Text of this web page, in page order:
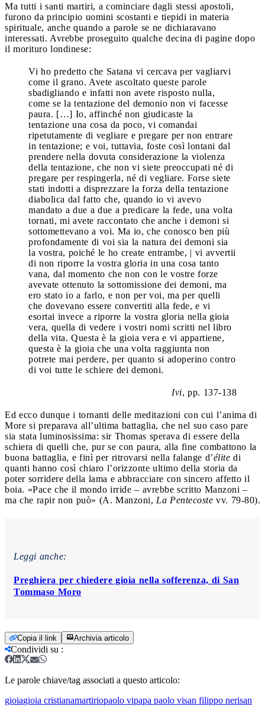
Ma tutti i santi martiri, a cominciare dagli stessi apostoli,
furono da principio uomini scostanti e tiepidi in materia
spirituale, anche quando a parole se ne dichiaravano
interessati. Avrebbe proseguito qualche decina di pagine dopo
il morituro londinese:
Vi ho predetto che Satana vi cercava per vagliarvi
come il grano. Avete ascoltato queste parole
sbadigliando e infatti non avete risposto nulla,
come se la tentazione del demonio non vi facesse
paura. […] Io, affinché non giudicaste la
tentazione una cosa da poco, vi comandai
ripetutamente di vegliare e pregare per non entrare
in tentazione; e voi, tuttavia, foste così lontani dal
prendere nella dovuta considerazione la violenza
della tentazione, che non vi siete preoccupati né di
pregare per respingerla, né di vegliare. Forse siete
stati indotti a disprezzare la forza della tentazione
diabolica dal fatto che, quando io vi avevo
mandato a due a due a predicare la fede, una volta
tornati, mi avete raccontato che anche i demoni si
sottomettevano a voi. Ma io, che conosco ben più
profondamente di voi sia la natura dei demoni sia
la vostra, poiché le ho create entrambe, | vi avvertii
di non riporre la vostra gloria in una cosa tanto
vana, dal momento che non con le vostre forze
avevate ottenuto la sottomissione dei demoni, ma
ero stato io a farlo, e non per voi, ma per quelli
che dovevano essere convertiti alla fede, e vi
esortai invece a riporre la vostra gloria nella gioia
vera, quella di vedere i vostri nomi scritti nel libro
della vita. Questa è la gioia vera e vi appartiene,
questa è la gioia che una volta raggiunta non
potrete mai perdere, per quanto si adoperino contro
di voi tutte le schiere dei demoni.
Ivi, pp. 137-138
Ed ecco dunque i tornanti delle meditazioni con cui l’anima di
More si preparava all’ultima battaglia, che nel suo caso pare
sia stata luminosissima: sir Thomas sperava di essere della
schiera di quelli che, pur se con paura, alla fine combattono la
buona battaglia, e finì per ritrovarsi nella falange d’élite di
quanti hanno così chiaro l’orizzonte ultimo della storia da
poter sorridere della lama e abbracciare con sincero affetto il
boia. «Pace che il mondo irride – avrebbe scritto Manzoni –
ma che rapir non può» (A. Manzoni, La Pentecoste vv. 79-80).
Leggi anche:
Preghiera per chiedere gioia nella sofferenza, di San
Tommaso Moro
Copia il link Archivia articolo
Condividi su :
Le parole chiave/tag associati a questo articolo:
gioiagioia cristianamartiriopaolo vipapa paolo visan filippo nerisan